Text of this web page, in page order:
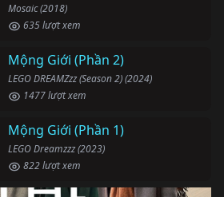
Mosaic (2018)
635 lượt xem
Mộng Giới (Phần 2)
LEGO DREAMZzz (Season 2) (2024)
1477 lượt xem
Mộng Giới (Phần 1)
LEGO Dreamzzz (2023)
822 lượt xem